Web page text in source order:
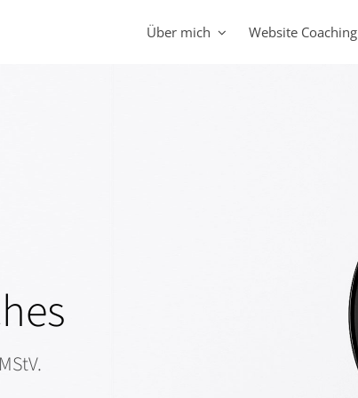
Über mich Website Coaching